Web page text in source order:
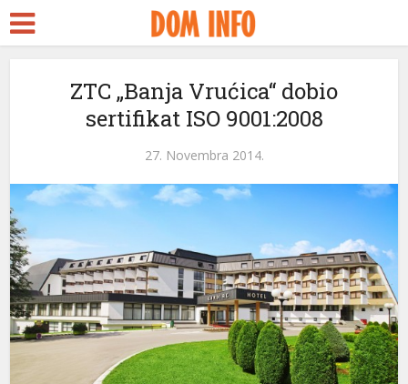
ZTC „Banja Vrućica“ dobio
sertifikat ISO 9001:2008
27. Novembra 2014.